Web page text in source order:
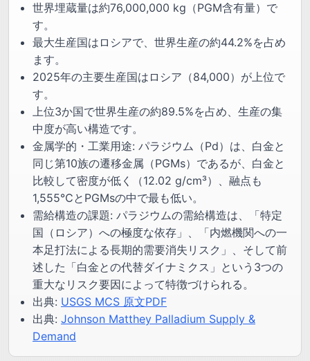
世界埋蔵量は約76,000,000 kg（PGM含有量）で
す。
最大生産国はロシアで、世界生産の約44.2%を占め
ます。
2025年の主要生産国はロシア（84,000）が上位で
す。
上位3か国で世界生産の約89.5%を占め、生産の集
中度が高い構造です。
金属学的・工業用途: パラジウム（Pd）は、白金と
同じ第10族の遷移金属（PGMs）であるが、白金と
比較して密度が低く（12.02 g/cm³）、融点も
1,555℃とPGMsの中で最も低い。
需給構造の課題: パラジウムの需給構造は、「特定
国（ロシア）への極度な依存」、「内燃機関への一
本足打法による長期的需要消失リスク」、そして前
述した「白金との代替ダイナミクス」という3つの
重大なリスク要因によって特徴づけられる。
出典: USGS MCS 原文PDF
出典: Johnson Matthey Palladium Supply &
Demand